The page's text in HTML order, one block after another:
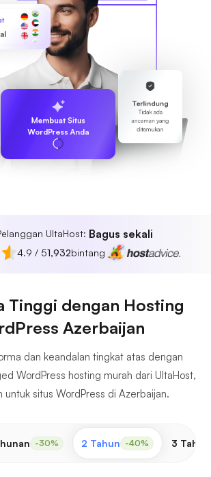
Terlindung
Tidak ada
ancaman yang
ditemukan
Membuat Situs
WordPress Anda
UltaHost: Bagus sekali
4.9 / 51,932bintang
Tinggi dengan Hosting
Azerbaijan
dan keandalan tingkat atas dengan
WordPress hosting murah dari UltaHost,
untuk situs WordPress di Azerbaijan.
-30% 2 Tahun -40% 3 Tahun